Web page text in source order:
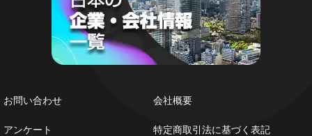
お問い合わせ
アンケート
会社概要
特定商取引法に基づく表記